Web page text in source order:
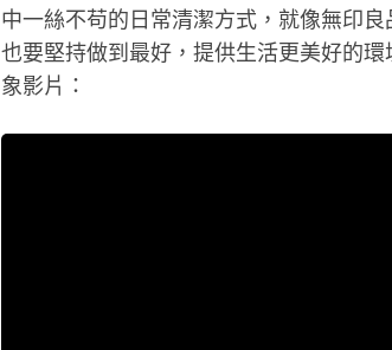
中一絲不苟的日常清潔方式，就像無印
也要堅持做到最好，提供生活更美好的
象影片：